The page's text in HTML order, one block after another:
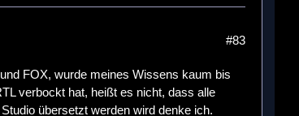
#83
FOX, wurde meines Wissens kaum bis
verbockt hat, heißt es nicht, dass alle
übersetzt werden wird denke ich.